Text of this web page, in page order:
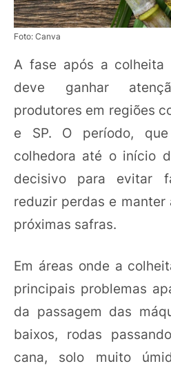
Foto: Canva
A fase após a colheita
deve ganhar
produtores em regiões
e SP. O período,
colhedora até o início
decisivo para evitar
reduzir perdas e
próximas safras.
Em áreas onde a
principais problemas
da passagem das
baixos, rodas
cana, solo muito